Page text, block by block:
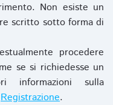
Non esiste un
scritto sotto forma di
procedere
se si richiedesse un
informazioni sulla
Registrazione.